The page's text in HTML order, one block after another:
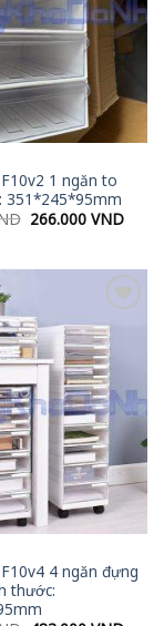
1 ngăn to
351*245*95mm
Original
price
266.000VND
price
Add to
wishlist
4 ngăn đựng
thước: